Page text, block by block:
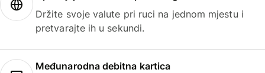
Držite svoje valute pri ruci na jednom mjestu i
pretvarajte ih u sekundi.
Međunarodna debitna kartica